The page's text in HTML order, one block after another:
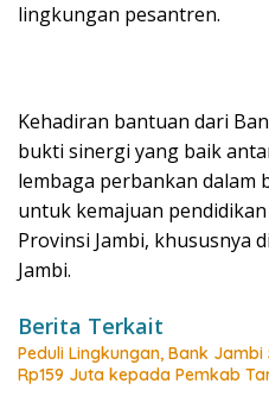
lingkungan pesantren.
Kehadiran bantuan dari
bukti sinergi yang baik
lembaga perbankan
untuk kemajuan
Provinsi Jambi, khususnya
Jambi.
Berita Terkait
Peduli Lingkungan, Bank
Rp159 Juta kepada Pemkab